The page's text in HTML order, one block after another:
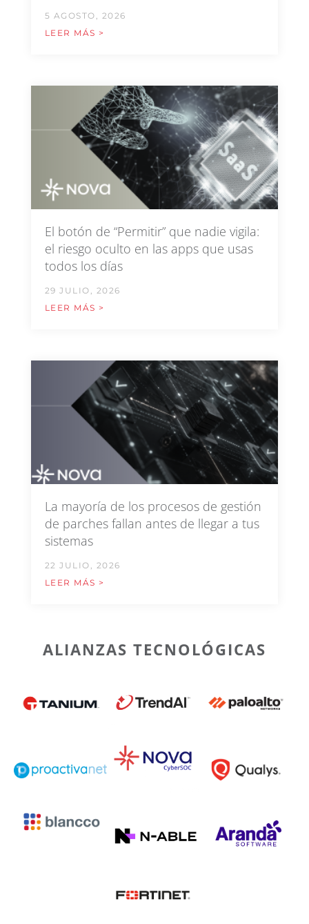
5 AGOSTO, 2026
LEER MÁS >
El botón de “Permitir” que nadie vigila:
el riesgo oculto en las apps que usas
todos los días
29 JULIO, 2026
LEER MÁS >
La mayoría de los procesos de gestión
de parches fallan antes de llegar a tus
sistemas
22 JULIO, 2026
LEER MÁS >
ALIANZAS TECNOLÓGICAS